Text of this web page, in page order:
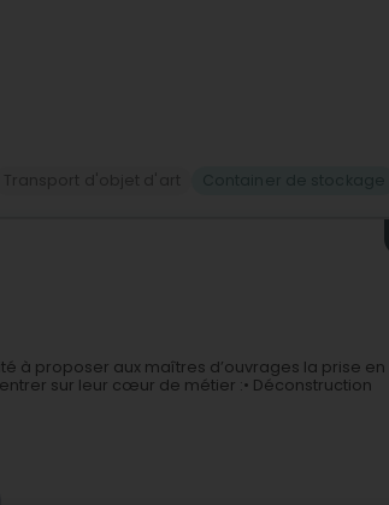
à proposer aux maîtres d’ouvrages la prise en
sur leur cœur de métier :• Déconstruction